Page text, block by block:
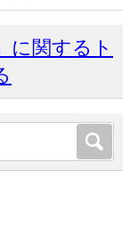
に関するト